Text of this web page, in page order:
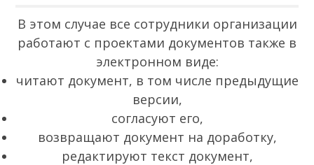
В этом случае все сотрудники организации
работают с проектами документов также в
электронном виде:
читают документ, в том числе предыдущие
версии,
согласуют его,
возвращают документ на доработку,
редактируют текст документ,